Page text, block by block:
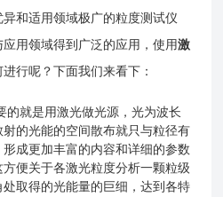
和适用领域极广的粒度测试仪
用领域得到广泛的应用，使用激
行呢？下面我们来看下：
就是用激光做光源，光为波长
的光能的空间散布就只与粒径有
成更加丰富的内容和详细的参数
便关于各激光粒度分析一颗粒级
取得的光能量的巨细，达到各特